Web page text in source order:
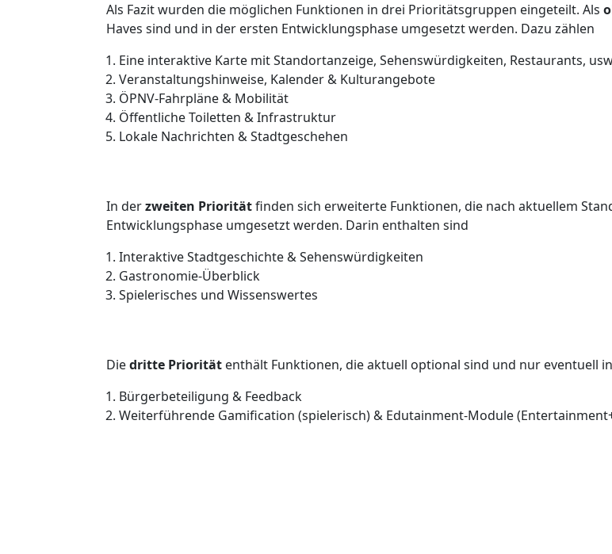
Als Fazit wurden die möglichen Funktionen in drei Prioritätsgruppen eingeteilt. Als
Haves sind und in der ersten Entwicklungsphase umgesetzt werden. Dazu zählen
Eine interaktive Karte mit Standortanzeige, Sehenswürdigkeiten, Restaurants,
Veranstaltungshinweise, Kalender & Kulturangebote
ÖPNV-Fahrpläne & Mobilität
Öffentliche Toiletten & Infrastruktur
Lokale Nachrichten & Stadtgeschehen
In derzweiten Prioritätfinden sich erweiterte Funktionen, die nach aktuellem
Entwicklungsphase umgesetzt werden. Darin enthalten sind
Interaktive Stadtgeschichte & Sehenswürdigkeiten
Gastronomie-Überblick
Spielerisches und Wissenswertes
Diedritte Priorität enthält Funktionen, die aktuell optional sind und nur eventuell
Bürgerbeteiligung & Feedback
Weiterführende Gamification (spielerisch) & Edutainment-Module